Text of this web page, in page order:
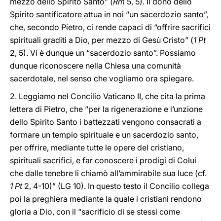
Spirito santificatore attua in noi “un sacerdozio santo”,
che, secondo Pietro, ci rende capaci di “offrire sacrifici
spirituali graditi a Dio, per mezzo di Gesù Cristo” (1 Pt
2, 5). Vi è dunque un “sacerdozio santo”. Possiamo
dunque riconoscere nella Chiesa una comunità
sacerdotale, nel senso che vogliamo ora spiegare.
2. Leggiamo nel Concilio Vaticano II, che cita la prima
lettera di Pietro, che “per la rigenerazione e l’unzione
dello Spirito Santo i battezzati vengono consacrati a
formare un tempio spirituale e un sacerdozio santo,
per offrire, mediante tutte le opere del cristiano,
spirituali sacrifici, e far conoscere i prodigi di Colui
che dalle tenebre li chiamò all’ammirabile sua luce (cf.
1 Pt2, 4-10)” (LG 10). In questo testo il Concilio collega
poi la preghiera mediante la quale i cristiani rendono
gloria a Dio, con il “sacrificio di se stessi come